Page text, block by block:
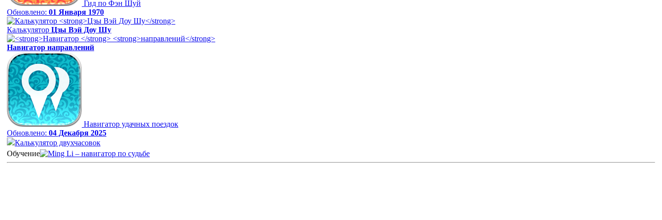
Гид по Фэн Шуй
Обновлено: 01 Января 1970
Калькулятор Цзы Вэй Доу Шу
Навигатор направлений
Навигатор удачных поездок
Обновлено: 04 Декабря 2025
Калькулятор двухчасовок
Обучение